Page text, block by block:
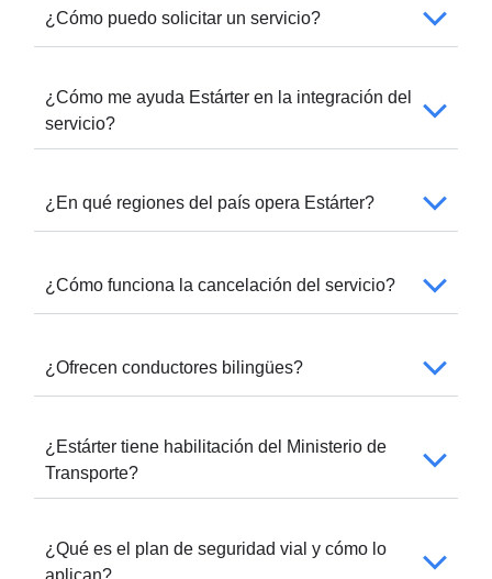
¿Cómo puedo solicitar un servicio?
¿Cómo me ayuda Estárter en la integración del
servicio?
¿En qué regiones del país opera Estárter?
¿Cómo funciona la cancelación del servicio?
¿Ofrecen conductores bilingües?
¿Estárter tiene habilitación del Ministerio de
Transporte?
¿Qué es el plan de seguridad vial y cómo lo
aplican?